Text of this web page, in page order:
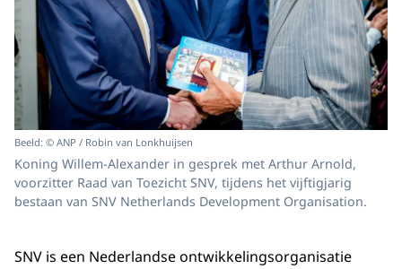
Beeld: © ANP / Robin van Lonkhuijsen
Koning Willem-Alexander in gesprek met Arthur Arnold,
voorzitter Raad van Toezicht SNV, tijdens het vijftigjarig
bestaan van SNV Netherlands Development Organisation.
SNV is een Nederlandse ontwikkelingsorganisatie